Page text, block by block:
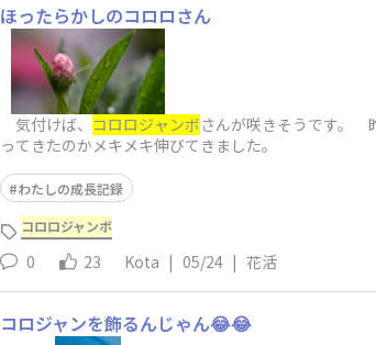
ほったらかしのコロロさん
気付けば、 コロロジャンボさんが咲きそうです。
ってきたのかメキメキ伸びてきました。
わたしの成長記録
コロロジャンボ
0 23 Kota | 05/24 | 花活
コロジャンを飾るんじゃん😂😂